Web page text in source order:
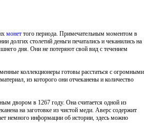
монет того периода. Примечательным моментом в
долгих столетий деньги печатались и чеканились на
дня. Они не потеряют свой вид с течением
коллекционеры готовы расстаться с огромными
из которого они отчеканены и количество
двором в 1267 году. Она считается одной из
на заготовке из чистой меди. Аверс содержит
немного информации об истории, здесь можно